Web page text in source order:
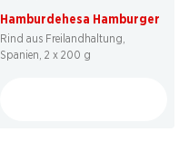
Hamburdehesa Hamburger
Rind aus Freilandhaltung,
Spanien, 2 x 200 g